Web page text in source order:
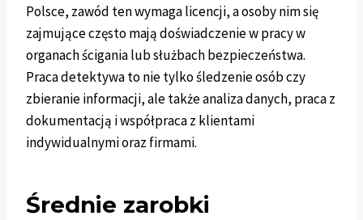
Polsce, zawód ten wymaga licencji, a osoby nim się
zajmujące często mają doświadczenie w pracy w
organach ścigania lub służbach bezpieczeństwa.
Praca detektywa to nie tylko śledzenie osób czy
zbieranie informacji, ale także analiza danych, praca z
dokumentacją i współpraca z klientami
indywidualnymi oraz firmami.
Średnie zarobki